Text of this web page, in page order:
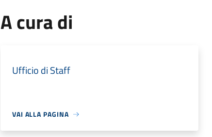
A cura di
Ufficio di Staff
VAI ALLA PAGINA